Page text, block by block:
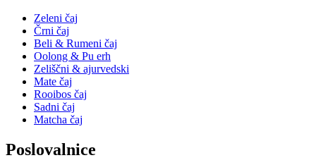
Zeleni čaj
Črni čaj
Beli & Rumeni čaj
Oolong & Pu erh
Zeliščni & ajurvedski
Mate čaj
Rooibos čaj
Sadni čaj
Matcha čaj
Poslovalnice